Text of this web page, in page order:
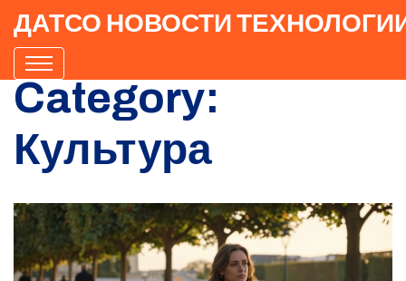
ДАТСО НОВОСТИ
Category:
Культура